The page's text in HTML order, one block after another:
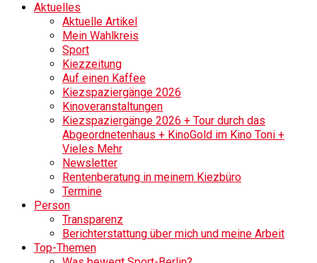
Aktuelles
Aktuelle Artikel
Mein Wahlkreis
Sport
Kiezzeitung
Auf einen Kaffee
Kiezspaziergänge 2026
Kinoveranstaltungen
Kiezspaziergänge 2026 + Tour durch das
Abgeordnetenhaus + KinoGold im Kino Toni +
Vieles Mehr
Newsletter
Rentenberatung in meinem Kiezbüro
Termine
Person
Transparenz
Berichterstattung über mich und meine Arbeit
Top-Themen